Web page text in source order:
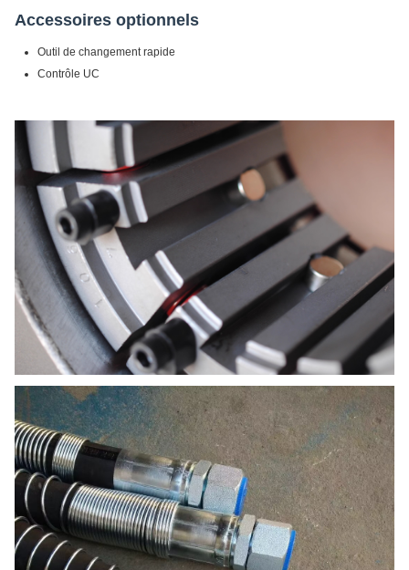
Accessoires optionnels
Outil de changement rapide
Contrôle UC